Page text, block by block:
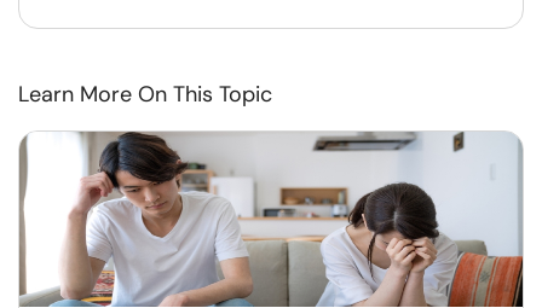
Learn More On This Topic